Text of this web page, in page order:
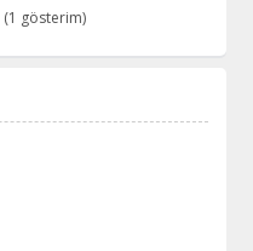
(1 gösterim)